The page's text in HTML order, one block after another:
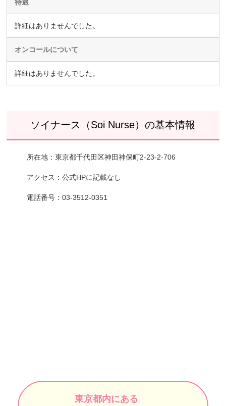
待遇
詳細はありませんでした。
オンコールについて
詳細はありませんでした。
ソイナース（Soi Nurse）の基本情報
所在地：東京都千代田区神田神保町2-23-2-706
アクセス：公式HPに記載なし
電話番号：03-3512-0351
東京都内にある